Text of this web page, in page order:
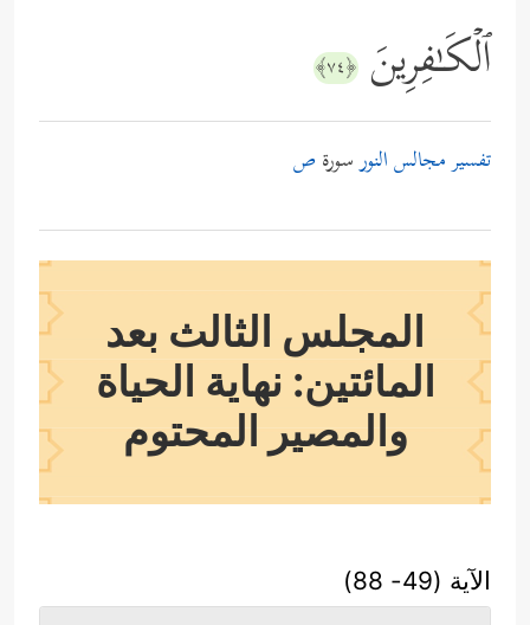
ٱلۡكَـٰفِرِینَ ﴿٧٤﴾
تفسير مجالس النورسورة ص
المجلس الثالث بعد
المائتين: نهاية الحياة
والمصير المحتوم
الآية (49- 88)